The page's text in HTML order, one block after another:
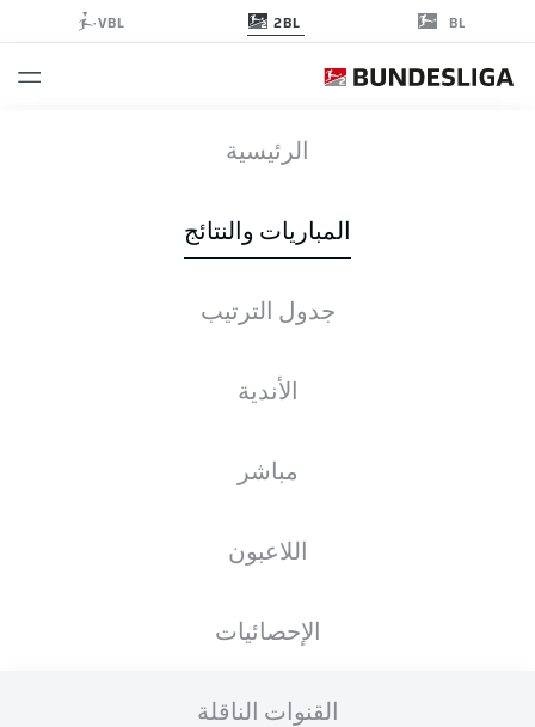
BL
2BL
VBL
الرئيسية
المباريات والنتائج
جدول الترتيب
الأندية
مباشر
اللاعبون
الإحصائيات
القنوات الناقلة
الأخبار التشكيلات الإحصائيات